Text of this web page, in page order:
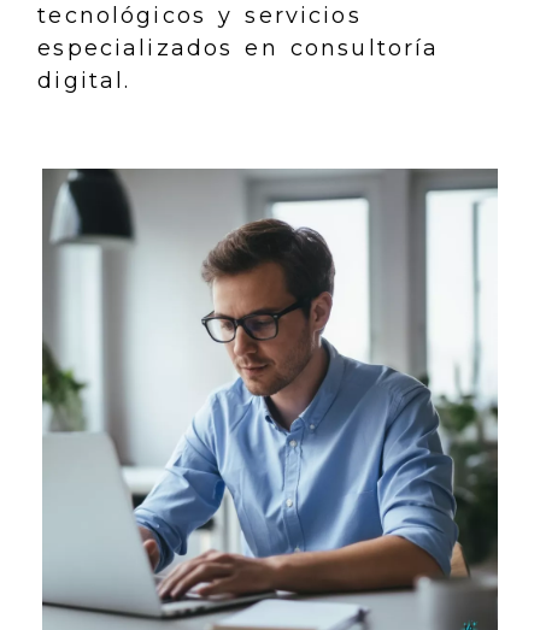
tecnológicos y servicios
especializados en consultoría
digital.